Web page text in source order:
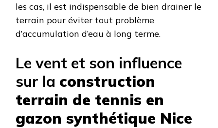
les cas, il est indispensable de bien drainer le
terrain pour éviter tout problème
d’accumulation d’eau à long terme.
Le vent et son influence
sur la construction
terrain de tennis en
gazon synthétique Nice